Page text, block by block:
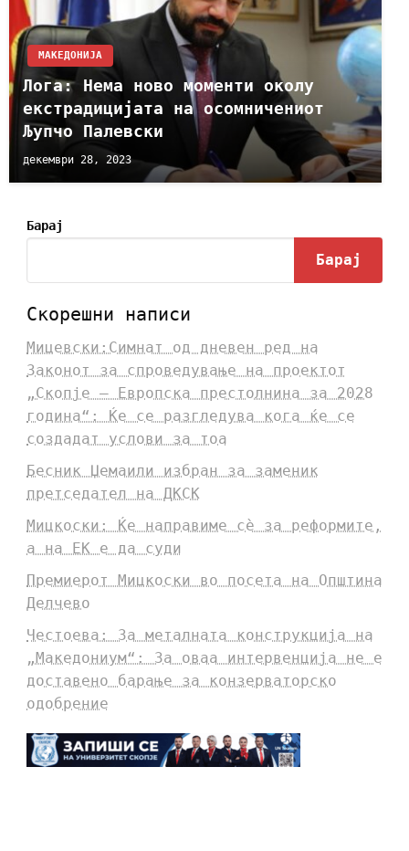
МАКЕДОНИЈА
Лога: Нема ново моменти околу
екстрадицијата на осомничениот
Љупчо Палевски
декември 28, 2023
Барај
Барај
Скорешни написи
Мицевски:Симнат од дневен ред на
Законот за спроведување на проектот
„Скопје – Европска престолнина за 2028
година“: Ќе се разгледува кога ќе се
создадат услови за тоа
Бесник Џемаили избран за заменик
претседател на ДКСК
Мицкоски: Ќе направиме сè за реформите,
а на ЕК е да суди
Премиерот Мицкоски во посета на Општина
Делчево
Честоева: За металната конструкција на
„Македониум“: За оваа интервенција не е
доставено барање за конзерваторско
одобрение